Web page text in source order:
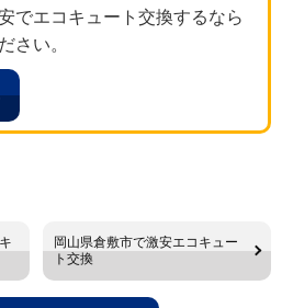
でエコキュート交換するなら
さい。
岡山県倉敷市で激安エコキュー
ト交換